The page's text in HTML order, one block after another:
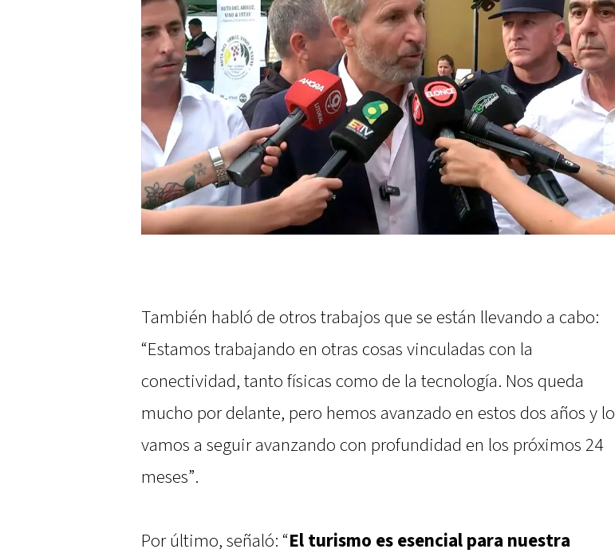
También habló de otros trabajos que se están llevando a cabo:
“Estamos trabajando en otras cosas vinculadas con la
conectividad, tanto físicas como de la tecnología. Nos queda
mucho por delante, pero hemos avanzado en estos dos años y lo
vamos a seguir avanzando con profundidad en los próximos 24
meses”.
Por último, señaló: “El turismo es esencial para nuestra